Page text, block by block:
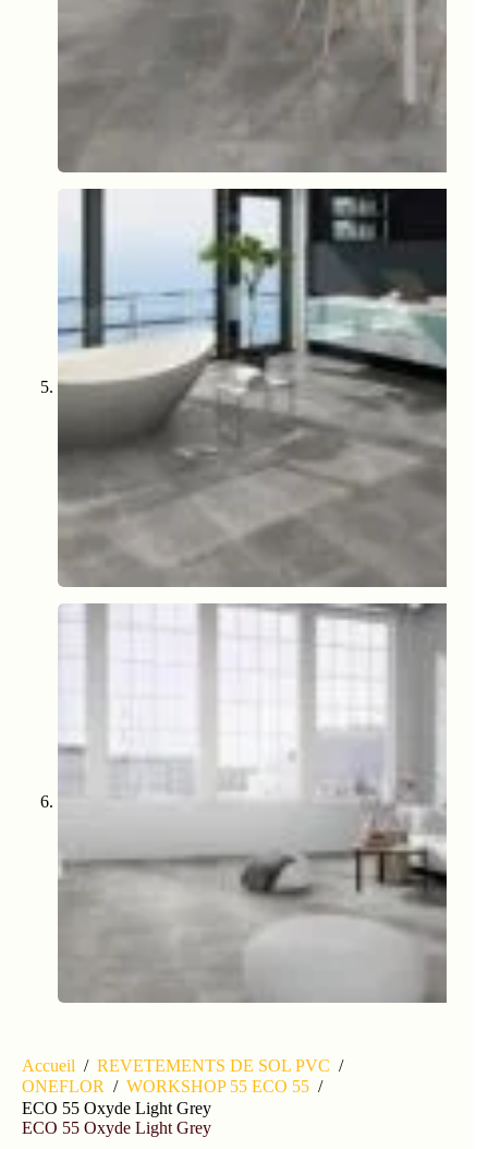
Accueil / REVETEMENTS DE SOL PVC /
ONEFLOR / WORKSHOP 55 ECO 55 /
ECO 55 Oxyde Light Grey
ECO 55 Oxyde Light Grey